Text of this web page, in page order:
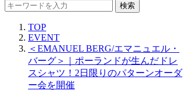
検索
TOP
EVENT
＜EMANUEL BERG/エマニュエル・
バーグ＞｜ポーランドが生んだドレ
スシャツ！2日限りのパターンオーダ
ー会を開催